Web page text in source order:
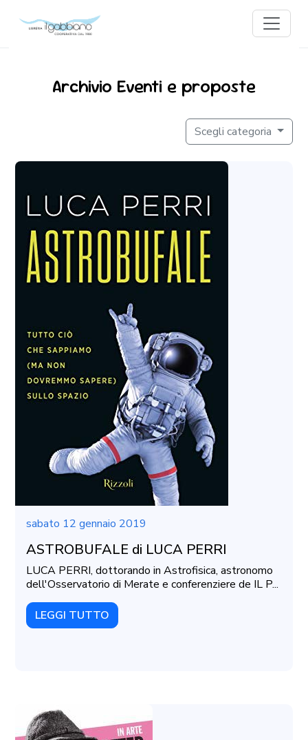
Archivio Eventi e proposte
Scegli categoria
sabato 12 gennaio 2019
ASTROBUFALE di LUCA PERRI
LUCA PERRI, dottorando in Astrofisica, astronomo
dell'Osservatorio di Merate e conferenziere de IL P...
LEGGI TUTTO